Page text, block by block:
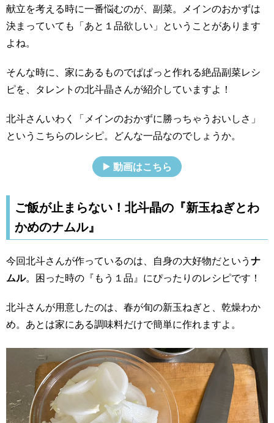
献立を考える時に一番悩むのが、副菜。メインのおかずは
決まっていても「あと１品欲しい」ということがあります
よね。
そんな時に、家にあるものでぱぱっと作れる絶品副菜レシ
ピを、タレントの北斗晶さんが紹介していますよ！
北斗さんいわく「メインのおかずに勝っちゃうおいしさ」
というこちらのレシピ。どんな一品なのでしょうか。
動画はこちら
ご飯が止まらない！北斗晶の『新玉ねぎとわ
かめのナムル』
今回北斗さんが作っているのは、自身の大好物だというナ
ムル。困った時の『もう１品』にぴったりのレシピです！
北斗さんが用意したのは、春が旬の新玉ねぎと、乾燥わか
め。あとは家にある調味料だけで簡単に作れますよ。